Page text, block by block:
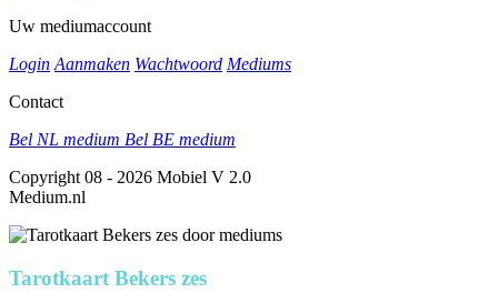
Uw mediumaccount
Login Aanmaken Wachtwoord Mediums
Contact
Bel NL medium Bel BE medium
Copyright 08 - 2026 Mobiel V 2.0
Medium.nl
Tarotkaart Bekers zes